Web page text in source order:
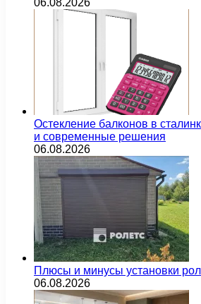
06.08.2026
Остекление балконов в
и современные решения
06.08.2026
Плюсы и минусы установки
06.08.2026